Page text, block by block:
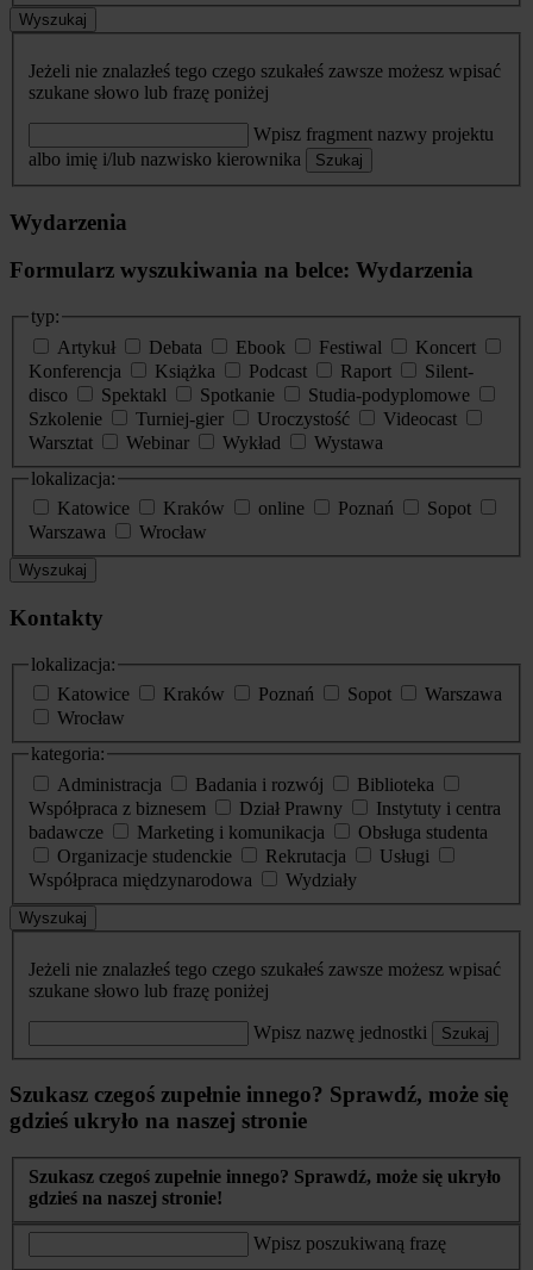
Wyszukaj
Jeżeli nie znalazłeś tego czego szukałeś zawsze możesz wpisać
szukane słowo lub frazę poniżej
Wpisz fragment nazwy projektu
albo imię i/lub nazwisko kierownika
Szukaj
Wydarzenia
Formularz wyszukiwania na belce: Wydarzenia
typ:
Artykuł
Debata Ebook Festiwal
Koncert
Konferencja
Książka Podcast Raport
Silent-
disco
Spektakl Spotkanie
Studia-podyplomowe
Szkolenie
Turniej-gier Uroczystość
Videocast
Warsztat
Webinar Wykład
Wystawa
lokalizacja:
Katowice
Kraków online Poznań
Sopot
Warszawa
Wrocław
Wyszukaj
Kontakty
lokalizacja:
Katowice
Kraków Poznań Sopot
Warszawa
Wrocław
kategoria:
Administracja
Badania i rozwój
Biblioteka
Współpraca z biznesem
Dział Prawny
Instytuty i centra
badawcze
Marketing i komunikacja
Obsługa studenta
Organizacje studenckie
Rekrutacja
Usługi
Współpraca międzynarodowa
Wydziały
Wyszukaj
Jeżeli nie znalazłeś tego czego szukałeś zawsze możesz wpisać
szukane słowo lub frazę poniżej
Wpisz nazwę jednostki Szukaj
Szukasz czegoś zupełnie innego? Sprawdź, może się
gdzieś ukryło na naszej stronie
Szukasz czegoś zupełnie innego? Sprawdź, może się ukryło
gdzieś na naszej stronie!
Wpisz poszukiwaną frazę